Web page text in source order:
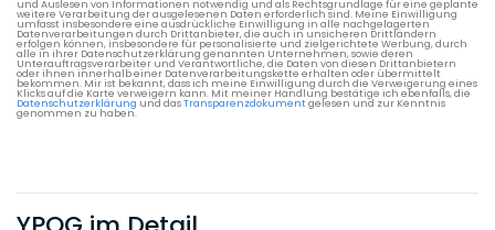
und Auslesen von Informationen notwendig und als Rechtsgrundlage für eine geplante
weitere Verarbeitung der ausgelesenen Daten erforderlich sind. Meine Einwilligung
umfasst insbesondere eine ausdrückliche Einwilligung in alle nachgelagerten
Datenverarbeitungen durch Drittanbieter, die auch in unsicheren Drittländern
erfolgen können, insbesondere für personalisierte und zielgerichtete Werbung, durch
alle in ihrer Datenschutzerklärung genannten Unternehmen, sowie deren
Unterauftragsverarbeiter und Verantwortliche, die Daten von diesen Drittanbietern
oder ihnen innerhalb einer Datenverarbeitungskette erhalten oder übermittelt
bekommen. Mir ist bekannt, dass ich meine Einwilligung durch die Verweigerung eines
Klicks auf die Karte verweigern kann. Mit meiner Handlung bestätige ich ebenfalls, die
Datenschutzerklärung und dasTransparenzdokumentgelesen und zur Kenntnis
genommen zu haben.